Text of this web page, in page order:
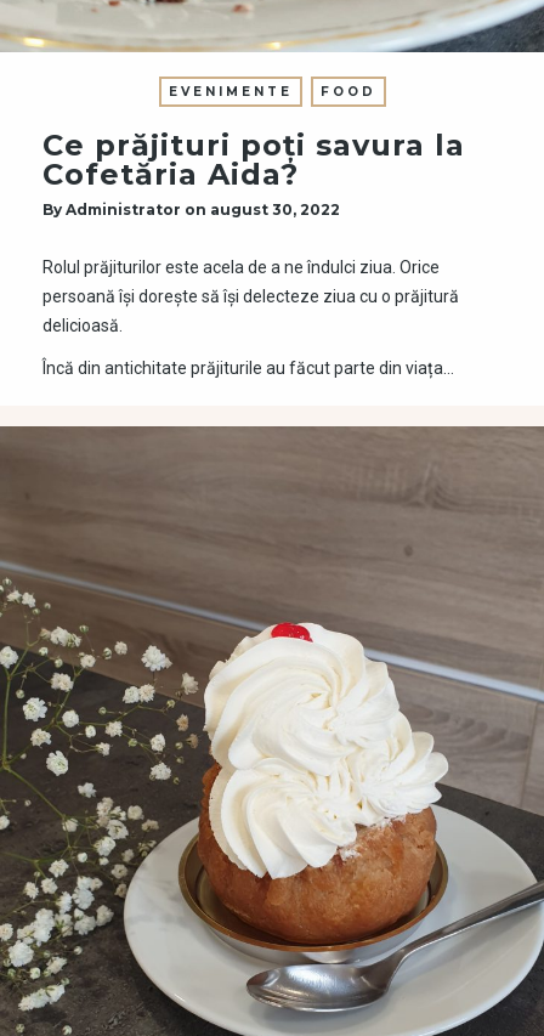
EVENIMENTE FOOD
Ce prăjituri poți savura la
Cofetăria Aida?
By Administrator on august 30, 2022
Rolul prăjiturilor este acela de a ne îndulci ziua. Orice
persoană își dorește să își delecteze ziua cu o prăjitură
delicioasă.
Încă din antichitate prăjiturile au făcut parte din viața…